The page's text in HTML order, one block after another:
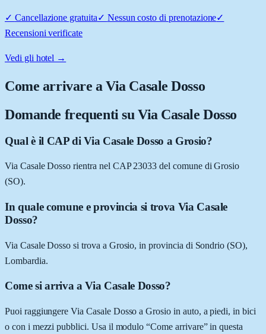
✓ Cancellazione gratuita✓ Nessun costo di prenotazione✓
Recensioni verificate
Vedi gli hotel →
Come arrivare aVia Casale Dosso
Domande frequenti su Via Casale Dosso
Qual è il CAP di Via Casale Dosso a Grosio?
Via Casale Dosso rientra nel CAP 23033 del comune di Grosio
(SO).
In quale comune e provincia si trova Via Casale
Dosso?
Via Casale Dosso si trova a Grosio, in provincia di Sondrio (SO),
Lombardia.
Come si arriva a Via Casale Dosso?
Puoi raggiungere Via Casale Dosso a Grosio in auto, a piedi, in bici
o con i mezzi pubblici. Usa il modulo “Come arrivare” in questa